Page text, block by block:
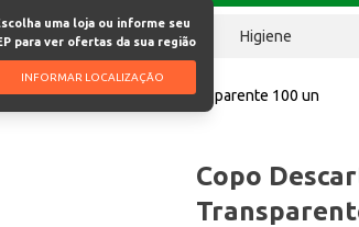
uma loja ou informe seu
para ver ofertas da sua região
INFORMAR LOCALIZAÇÃO
Chocolates Higiene
FC ABNT 300ml Transparente 100 un
Copo